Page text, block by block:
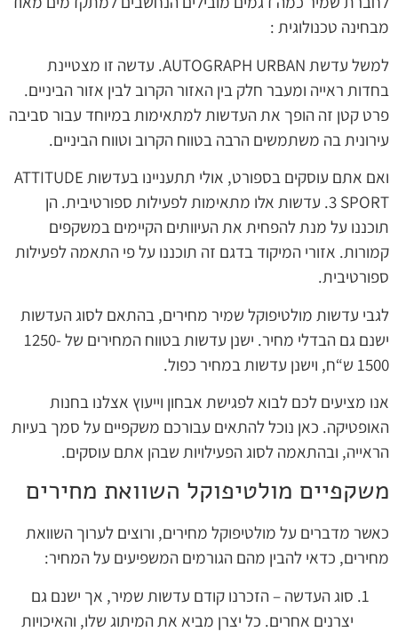
מבחינה טכנולוגית :
למשל עדשת AUTOGRAPH URBAN. עדשה זו מצטיינת
בחדות ראייה ומעבר חלק בין האזור הקרוב לבין אזור הביניים.
פרט קטן זה הופך את העדשות למתאימות במיוחד עבור סביבה
עירונית בה משתמשים הרבה בטווח הקרוב וטווח הביניים.
ואם אתם עוסקים בספורט, אולי תתעניינו בעדשות ATTITUDE
3 SPORT. עדשות אלו מתאימות לפעילות ספורטיבית. הן
תוכננו על מנת להפחית את העיוותים הקיימים במשקפים
קמורות. אזורי המיקוד בדגם זה תוכננו על פי התאמה לפעילות
ספורטיבית.
לגבי עדשות מולטיפוקל שמיר מחירים, בהתאם לסוג העדשות
ישנם גם הבדלי מחיר. ישנן עדשות בטווח המחירים של 1250-
1500 ש“ח, וישנן עדשות במחיר כפול.
אנו מציעים לכם לבוא לפגישת אבחון וייעוץ אצלנו בחנות
האופטיקה. כאן נוכל להתאים עבורכם משקפיים על סמך בעיות
הראייה, ובהתאמה לסוג הפעילויות שבהן אתם עוסקים.
משקפיים מולטיפוקל השוואת מחירים
כאשר מדברים על מולטיפוקל מחירים, ורוצים לערוך השוואת
מחירים, כדאי להבין מהם הגורמים המשפיעים על המחיר:
סוג העדשה – הזכרנו קודם עדשות שמיר, אך ישנם גם
יצרנים אחרים. כל יצרן מביא את המיתוג שלו, והאיכויות